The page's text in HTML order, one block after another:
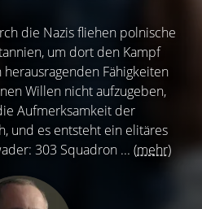
die Nazis fliehen polnische
um dort den Kampf
Fähigkeiten
Willen nicht aufzugeben,
Aufmerksamkeit der
und es entsteht ein elitäres
303 Squadron ... (mehr)